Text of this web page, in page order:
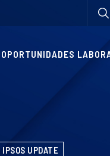
OPORTUNIDADES
IPSOS UPDATE